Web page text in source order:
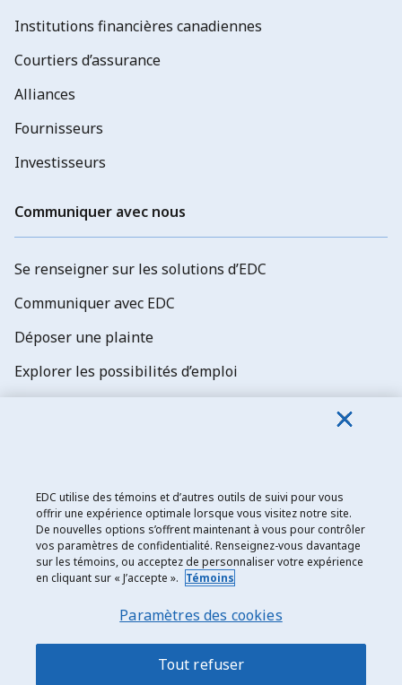
Institutions financières canadiennes
Courtiers d’assurance
Alliances
Fournisseurs
Investisseurs
Communiquer avec nous
Se renseigner sur les solutions d’EDC
Communiquer avec EDC
Déposer une plainte
Explorer les possibilités d’emploi
Exportation et développement Canada
Énoncé de confidentialité
EDC utilise des témoins et d’autres outils de suivi pour vous
offrir une expérience optimale lorsque vous visitez notre site.
De nouvelles options s’offrent maintenant à vous pour contrôler
vos paramètres de confidentialité. Renseignez-vous davantage
sur les témoins, ou acceptez de personnaliser votre expérience
en cliquant sur « J’accepte ». Témoins
Paramètres des cookies
Tout refuser